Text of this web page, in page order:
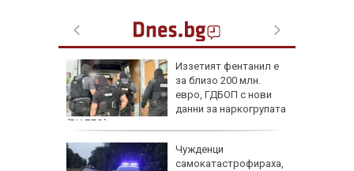
Иззетият фентанил е
за близо 200 млн.
евро, ГДБОП с нови
данни за наркогрупата
(ВИДЕО)
Чужденци
самокатастрофираха,